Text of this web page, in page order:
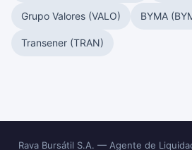
Grupo Valores (VALO) BYMA
Transener (TRAN)
Rava Bursátil S.A. — Agente de